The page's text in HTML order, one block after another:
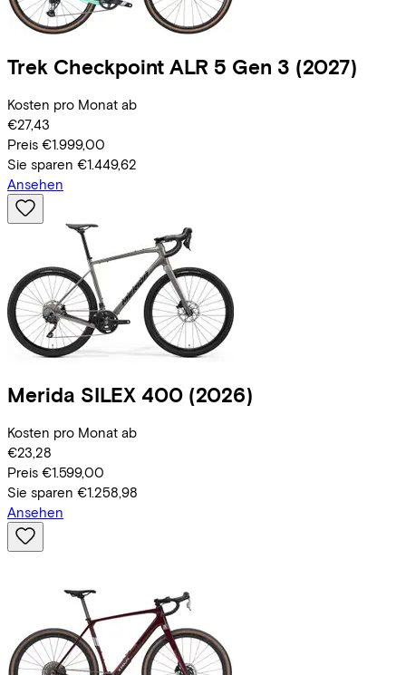
Trek Checkpoint ALR 5 Gen 3 (2027)
Kosten pro Monat ab
€27,43
Preis €1.999,00
Sie sparen €1.449,62
Ansehen
Merida SILEX 400 (2026)
Kosten pro Monat ab
€23,28
Preis €1.599,00
Sie sparen €1.258,98
Ansehen